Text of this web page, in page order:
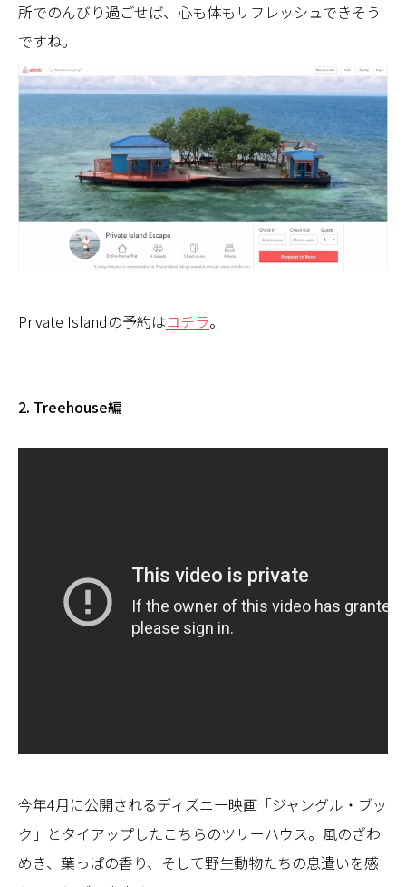
所でのんびり過ごせば、心も体もリフレッシュできそう
ですね。
Private Islandの予約はコチラ。
2. Treehouse編
今年4月に公開されるディズニー映画「ジャングル・ブッ
ク」とタイアップしたこちらのツリーハウス。風のざわ
めき、葉っぱの香り、そして野生動物たちの息遣いを感